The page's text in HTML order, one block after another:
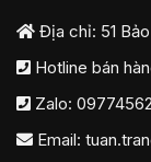
Địa chỉ: 51
Hotline bán
Zalo:
Email: